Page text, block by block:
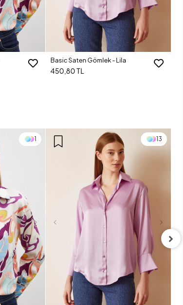
Basic Saten Gömlek - Lila
450,80 TL
1 13